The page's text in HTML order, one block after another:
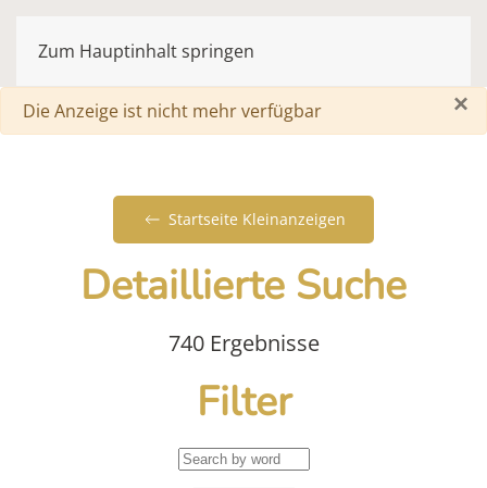
Zum Hauptinhalt springen
×
Warnung
Die Anzeige ist nicht mehr verfügbar
Startseite Kleinanzeigen
Detaillierte Suche
740 Ergebnisse
Filter